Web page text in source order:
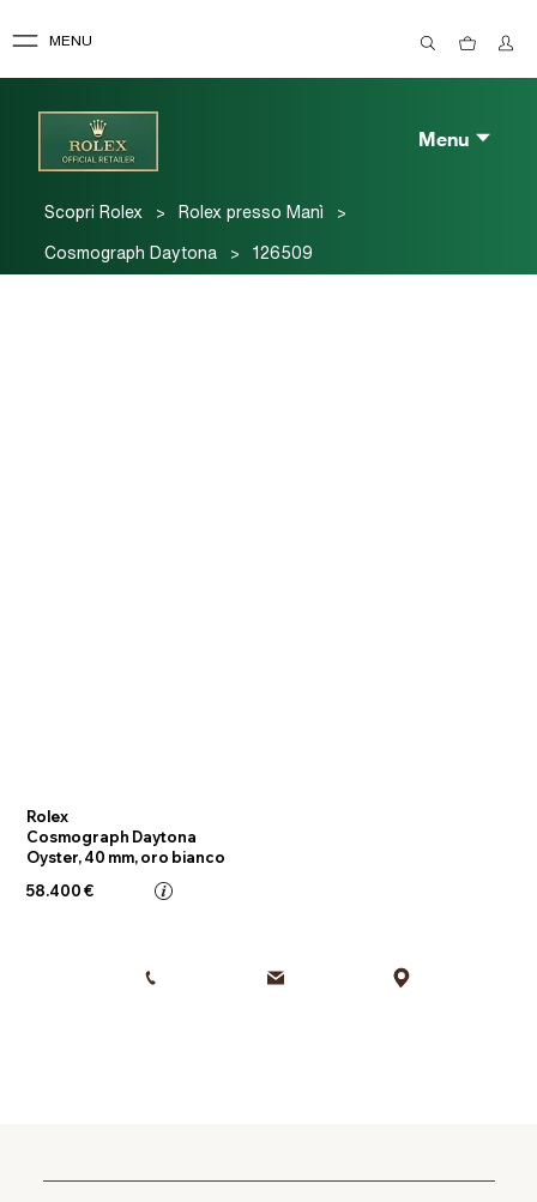
MENU
Menu
Scopri Rolex > Rolex presso Manì >
Cosmograph Daytona > 126509
Rolex
Cosmograph Daytona
Oyster, 40 mm, oro bianco
58.400 €